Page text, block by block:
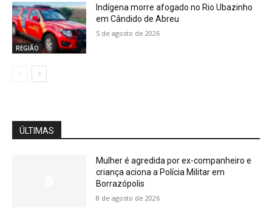
REGIÃO
Indígena morre afogado no Rio Ubazinho
em Cândido de Abreu
5 de agosto de 2026
ÚLTIMAS
Mulher é agredida por ex-companheiro e
criança aciona a Polícia Militar em
Borrazópolis
8 de agosto de 2026